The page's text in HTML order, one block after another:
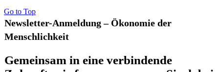
Go to Top
Newsletter-Anmeldung – Ökonomie der
Menschlichkeit
Gemeinsam in eine verbindende